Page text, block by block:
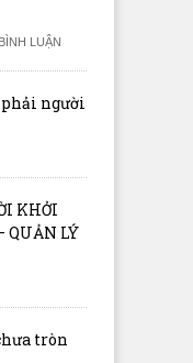
LUẬN
phải người
KHỞI
QUẢN LÝ
tròn